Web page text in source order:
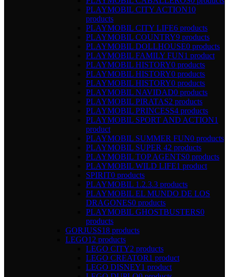
PLAYMOBIL CITY ACTION10
products
PLAYMOBIL CITY LIFE6 products
PLAYMOBIL COUNTRY9 products
PLAYMOBIL DOLLHOUSE0 products
PLAYMOBIL FAMILY FUN1 product
PLAYMOBIL HISTORY0 products
PLAYMOBIL HISTORY0 products
PLAYMOBIL HISTORY0 products
PLAYMOBIL NAVIDAD0 products
PLAYMOBIL PIRATAS2 products
PLAYMOBIL PRINCESS4 products
PLAYMOBIL SPORT AND ACTION1
product
PLAYMOBIL SUMMER FUN0 products
PLAYMOBIL SUPER 42 products
PLAYMOBIL TOP AGENTS0 products
PLAYMOBIL WILD LIFE1 product
SPIRIT0 products
PLAYMOBIL 1.2.3.3 products
PLAYMOBIL EL MUNDO DE LOS
DRAGONES0 products
PLAYMOBIL GHOSTBUSTERS0
products
GORJUSS18 products
LEGO12 products
LEGO CITY2 products
LEGO CREATOR1 product
LEGO DISNEY1 product